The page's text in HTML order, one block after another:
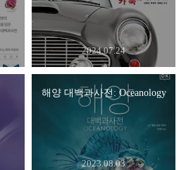
2024.07.24
해양 대백과사전: Oceanology
2023.08.03